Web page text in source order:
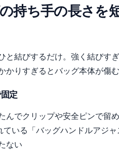
持ち手の長さを
と結びするだけ。強く結びす
かりすぎるとバッグ本体が傷
定
んでクリップや安全ピンで留
ている「バッグハンドルアジ
ない